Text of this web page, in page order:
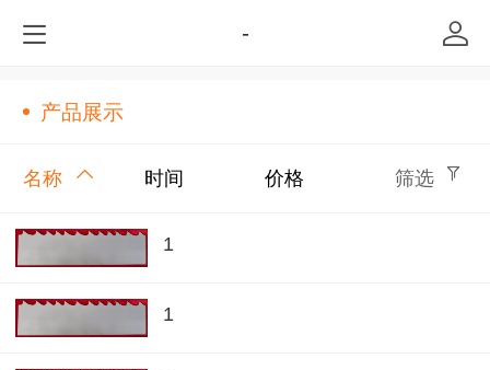
-
产品展示
名称 时间 价格 筛选
1
1